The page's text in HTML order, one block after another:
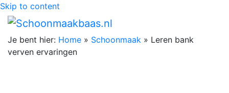
Skip to content
Je bent hier: Home » Schoonmaak » Leren bank
verven ervaringen